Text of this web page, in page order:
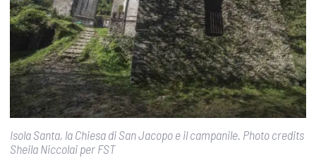
Isola Santa, la Chiesa di San Jacopo e il campanile. Photo credits
Sheila Niccolai per FST